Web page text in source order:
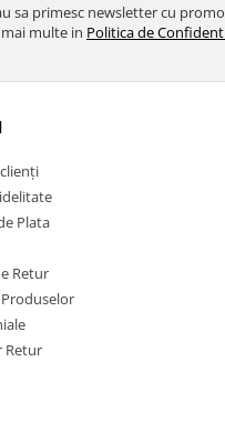
sa primesc newsletter cu
multe in Politica de
Plata
Retur
Retur